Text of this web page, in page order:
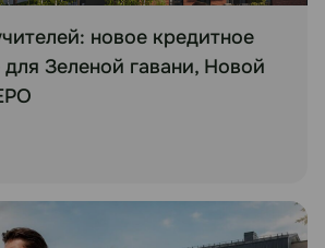
новое кредитное
Зеленой гавани, Новой